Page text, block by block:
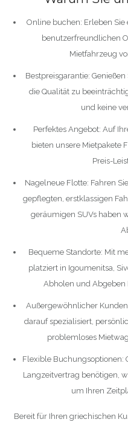
Online buchen: Erleben
benutzerfreundlichen
Mietfahrzeug
Bestpreisgarantie:
die Qualität zu
und keine
Perfektes Angebot: Auf
bieten unsere Mietpakete
Preis-
Nagelneue Flotte: Fahren
gepflegten, erstklassigen
geräumigen SUVs haben
Bequeme Standorte: Mit
platziert in Igoumenitsa,
Abholen und Abgeben
Außergewöhnlicher
darauf spezialisiert,
problemloses
Flexible Buchungsoptionen:
Langzeitvertrag benötigen,
um Ihren
Bereit für Ihren griechischen